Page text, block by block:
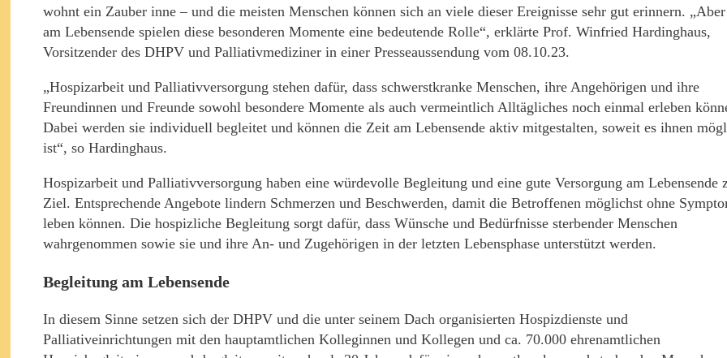
wohnt ein Zauber inne – und die meisten Menschen können sich an viele dieser Ereignisse sehr gut erinnern. „Aber
am Lebensende spielen diese besonderen Momente eine bedeutende Rolle“, erklärte Prof. Winfried Hardinghaus,
Vorsitzender des DHPV und Palliativmediziner in einer Presseaussendung vom 08.10.23.
„Hospizarbeit und Palliativversorgung stehen dafür, dass schwerstkranke Menschen, ihre Angehörigen und ihre
Freundinnen und Freunde sowohl besondere Momente als auch vermeintlich Alltägliches noch einmal erleben
Dabei werden sie individuell begleitet und können die Zeit am Lebensende aktiv mitgestalten, soweit es ihnen
ist“, so Hardinghaus.
Hospizarbeit und Palliativversorgung haben eine würdevolle Begleitung und eine gute Versorgung am Lebensende
Ziel. Entsprechende Angebote lindern Schmerzen und Beschwerden, damit die Betroffenen möglichst ohne
leben können. Die hospizliche Begleitung sorgt dafür, dass Wünsche und Bedürfnisse sterbender Menschen
wahrgenommen sowie sie und ihre An- und Zugehörigen in der letzten Lebensphase unterstützt werden.
Begleitung am Lebensende
In diesem Sinne setzen sich der DHPV und die unter seinem Dach organisierten Hospizdienste und
Palliativeinrichtungen mit den hauptamtlichen Kolleginnen und Kollegen und ca. 70.000 ehrenamtlichen